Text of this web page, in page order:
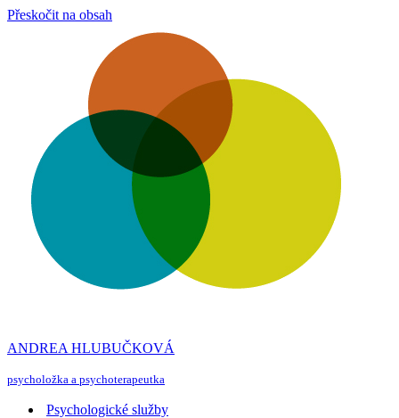
Přeskočit na obsah
ANDREA HLUBUČKOVÁ
psycholožka a psychoterapeutka
Psychologické služby